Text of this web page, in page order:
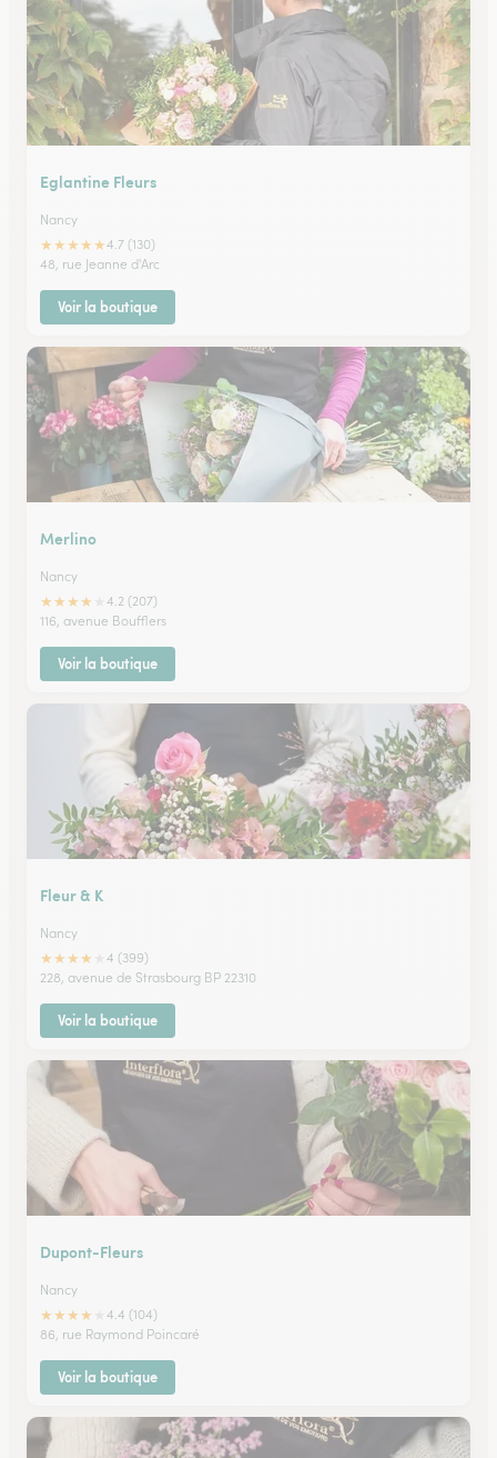
Eglantine Fleurs
Nancy
★★★★★4.7 (130)
48, rue Jeanne d'Arc
Voir la boutique
Merlino
Nancy
★★★★
4.2 (207)
116, avenue Boufflers
Voir la boutique
Fleur & K
Nancy
★★★★
4 (399)
228, avenue de Strasbourg BP 22310
Voir la boutique
Dupont-Fleurs
Nancy
★★★★
4.4 (104)
86, rue Raymond Poincaré
Voir la boutique